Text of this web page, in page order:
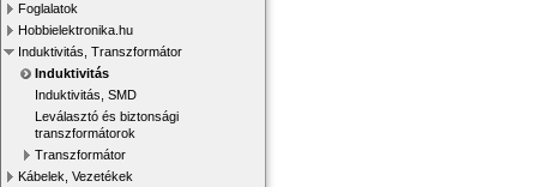
Foglalatok
Hobbielektronika.hu
Induktivitás, Transzformátor
Induktivitás
Induktivitás, SMD
Leválasztó és biztonsági
transzformátorok
Transzformátor
Kábelek, Vezetékek